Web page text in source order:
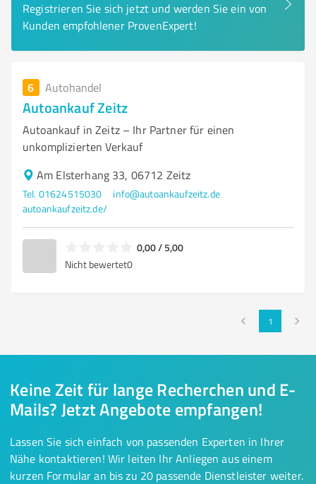
Registrieren Sie sich jetzt und werden Sie ein von
Kunden empfohlener ProvenExpert!
6 Autohandel
Autoankauf Zeitz
Autoankauf in Zeitz – Ihr Partner für einen
unkomplizierten Verkauf
Am Elsterhang 33, 06712 Zeitz
Tel. 01624515030
info@autoankaufzeitz.de
autoankaufzeitz.de/
0,00 / 5,00
Nicht bewertet0
1
Keine Zeit für lange Recherchen und E-
Mails? Jetzt Angebote empfangen!
Lassen Sie sich einfach von passenden Experten in Ihrer
Nähe kontaktieren! Wir leiten Ihr Anliegen aus einem
kurzen Formular an bis zu 20 passende Dienstleister weiter.